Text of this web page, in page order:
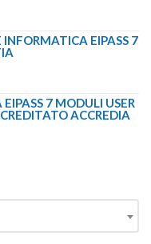
EIPASS 7
7 MODULI USER
ACCREDIA